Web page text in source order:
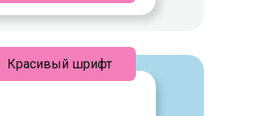
Красивый шрифт